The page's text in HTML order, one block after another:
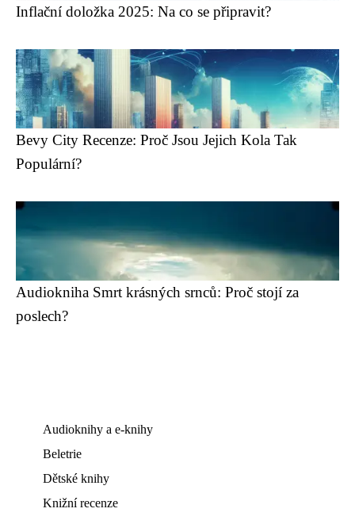
Inflační doložka 2025: Na co se připravit?
Bevy City Recenze: Proč Jsou Jejich Kola Tak
Populární?
Audiokniha Smrt krásných srnců: Proč stojí za
poslech?
Audioknihy a e-knihy
Beletrie
Dětské knihy
Knižní recenze